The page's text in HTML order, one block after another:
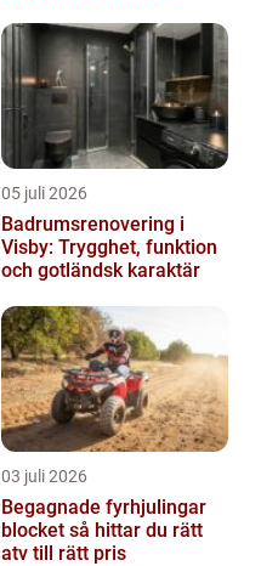
05 juli 2026
Badrumsrenovering i
Visby: Trygghet, funktion
och gotländsk karaktär
03 juli 2026
Begagnade fyrhjulingar
blocket så hittar du rätt
atv till rätt pris